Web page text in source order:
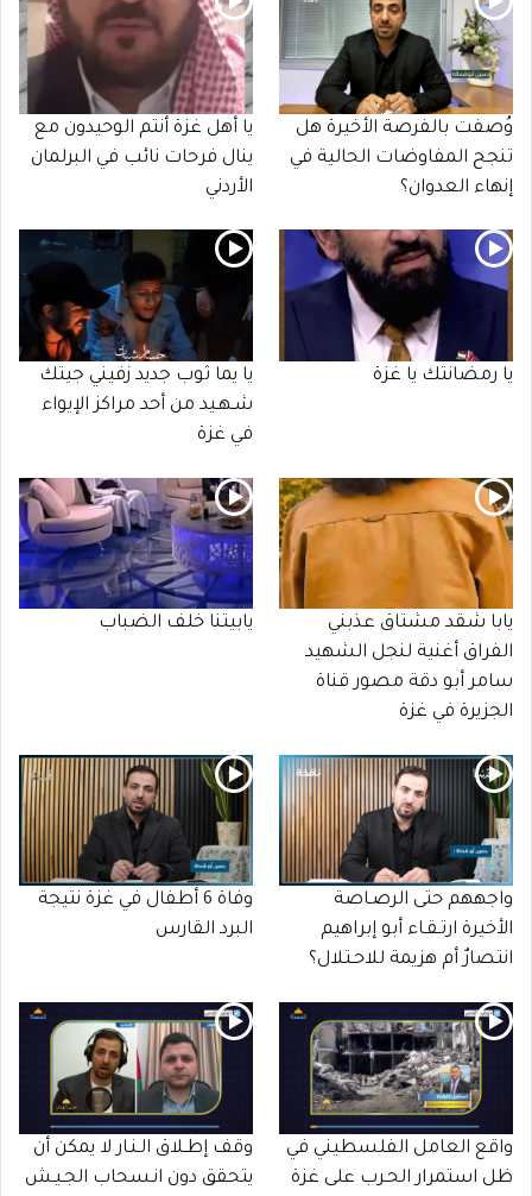
وُصفت بالفرصة الأخيرة هل
تنجح المفاوضات الحالية في
إنهاء العدوان؟
يا أهل غزة أنتم الوحيدون مع
ينال فرحات نائب في البرلمان
الأردني
يا رمضانتك يا غزة
يا يما ثوب جديد زفيني جيتك
شـهـيد من أحد مراكز الإيواء
في غزة
يابا شقد مشتاق عذبني
الفراق أغنية لنجل الشهيد
سامر أبو دقة مصور قناة
الجزيرة في غزة
يابيتنا خلف الضباب
واجههم حتى الرصـاصة
الأخيرة ارتـقـاء أبو إبراهيم
انتصارٌ أم هزيمة للاحـتلال؟
وفاة 6 أطفال في غزة نتيجة
البرد القارس
واقع العامل الفلسطيني في
ظل استمرار الحـرب على غزة
وقف إطـلاق الـنـار لا يمكن أن
يتحقق دون انـسحاب الجـيـش